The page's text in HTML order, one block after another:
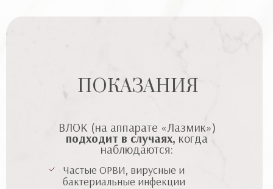
ПОКАЗАНИЯ
ВЛОК (на аппарате «Лазмик»)
подходит в случаях, когда
наблюдаются:
Частые ОРВИ, вирусные и
бактериальные инфекции